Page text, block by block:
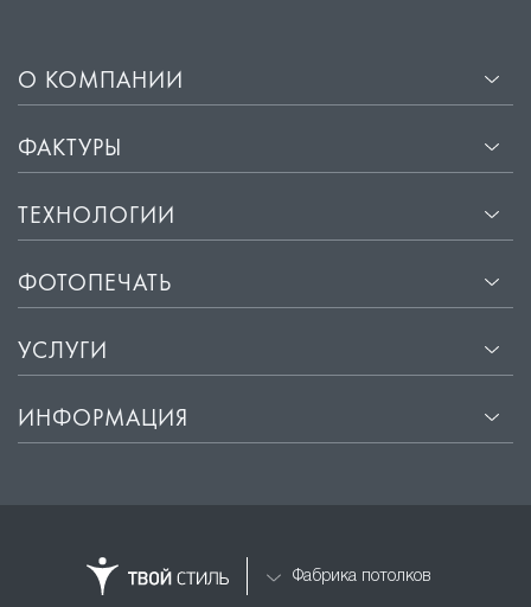
О КОМПАНИИ
ФАКТУРЫ
ТЕХНОЛОГИИ
ФОТОПЕЧАТЬ
УСЛУГИ
ИНФОРМАЦИЯ
Фабрика потолков